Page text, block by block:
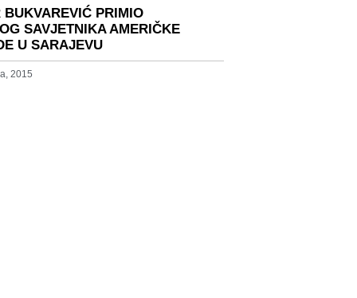
BUKVAREVIĆ PRIMIO
SAVJETNIKA AMERIČKE
U SARAJEVU
2015